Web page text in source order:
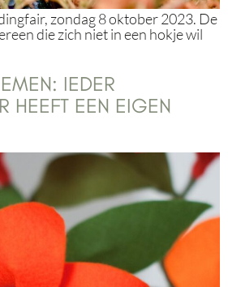
zondag 8 oktober 2023. De
die zich niet in een hokje wil
IEDER
HEEFT EEN EIGEN